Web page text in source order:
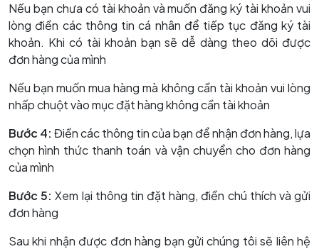
Nếu bạn chưa có tài khoản và muốn đăng ký tài khoản vui
lòng điền các thông tin cá nhân để tiếp tục đăng ký tài
khoản. Khi có tài khoản bạn sẽ dễ dàng theo dõi được
đơn hàng của mình
Nếu bạn muốn mua hàng mà không cần tài khoản vui lòng
nhấp chuột vào mục đặt hàng không cần tài khoản
Bước 4: Điền các thông tin của bạn để nhận đơn hàng, lựa
chọn hình thức thanh toán và vận chuyển cho đơn hàng
của mình
Bước 5: Xem lại thông tin đặt hàng, điền chú thích và gửi
đơn hàng
Sau khi nhận được đơn hàng bạn gửi chúng tôi sẽ liên hệ